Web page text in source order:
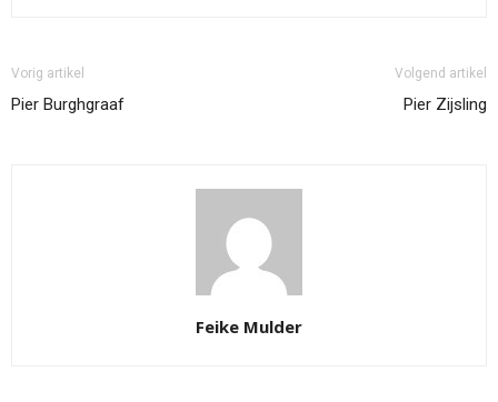
Vorig artikel
Pier Burghgraaf
Volgend artikel
Pier Zijsling
Feike Mulder